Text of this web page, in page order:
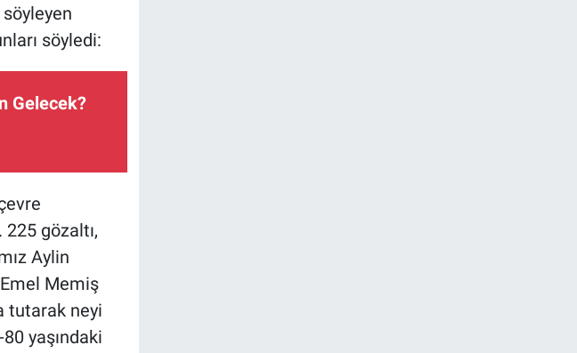
söyledi:
Gelecek?
gözaltı,
Aylin
Memiş
tutarak neyi
yaşındaki